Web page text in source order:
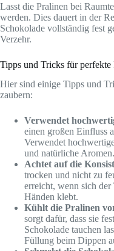
Lasst die Pralinen bei
werden. Dies dauert in der
Schokolade vollständig fest
Verzehr.
Tipps und Tricks für perfekte
Hier sind einige Tipps und
zaubern:
Verwendet
einen großen Einfluss
Verwendet
und natürliche Aromen.
Achtet auf die
trocken und nicht zu
erreicht, wenn sich
Händen klebt.
Kühlt die Pralinen
sorgt dafür, dass sie
Schokolade tauchen
Füllung beim Dippen